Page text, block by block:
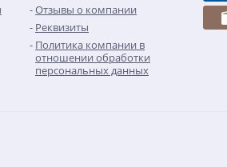
Отзывы о компании
Реквизиты
Политика компании в
отношении обработки
персональных данных